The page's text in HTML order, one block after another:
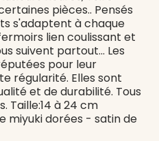
pièces.. Pensés
s'adaptent à chaque
lien coulissant et
suivent partout... Les
pour leur
régularité. Elles sont
et de durabilité. Tous
Taille:14 à 24 cm
miyuki dorées - satin de